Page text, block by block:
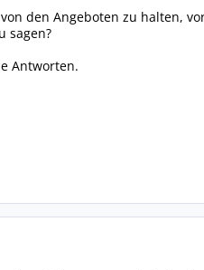
den Angeboten zu halten,
sagen?
Antworten.